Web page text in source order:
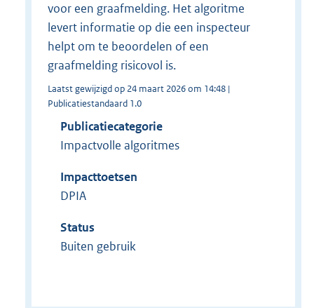
voor een graafmelding. Het algoritme
levert informatie op die een inspecteur
helpt om te beoordelen of een
graafmelding risicovol is.
Laatst gewijzigd op 24 maart 2026 om 14:48 |
Publicatiestandaard 1.0
Publicatiecategorie
Impactvolle algoritmes
Impacttoetsen
DPIA
Status
Buiten gebruik